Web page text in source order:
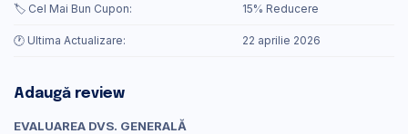
🏷️ Cel Mai Bun Cupon: 15% Reducere
🕐 Ultima Actualizare: 22 aprilie 2026
Adaugă review
EVALUAREA DVS. GENERALĂ